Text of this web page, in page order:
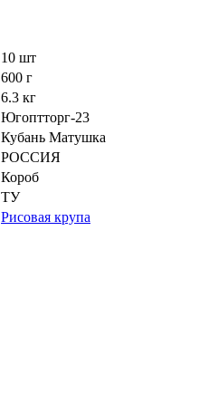
10 шт
600 г
6.3 кг
Югоптторг-23
Кубань Матушка
РОССИЯ
Короб
ТУ
Рисовая крупа